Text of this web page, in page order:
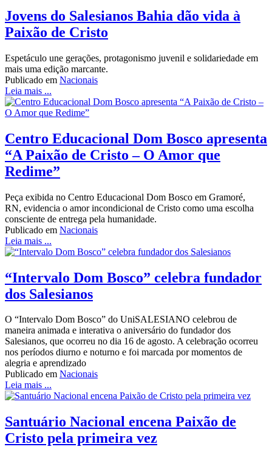
Jovens do Salesianos Bahia dão vida à
Paixão de Cristo
Espetáculo une gerações, protagonismo juvenil e solidariedade em
mais uma edição marcante.
Publicado em Nacionais
Leia mais ...
Centro Educacional Dom Bosco apresenta
“A Paixão de Cristo – O Amor que
Redime”
Peça exibida no Centro Educacional Dom Bosco em Gramoré,
RN, evidencia o amor incondicional de Cristo como uma escolha
consciente de entrega pela humanidade.
Publicado em Nacionais
Leia mais ...
“Intervalo Dom Bosco” celebra fundador
dos Salesianos
O “Intervalo Dom Bosco” do UniSALESIANO celebrou de
maneira animada e interativa o aniversário do fundador dos
Salesianos, que ocorreu no dia 16 de agosto. A celebração ocorreu
nos períodos diurno e noturno e foi marcada por momentos de
alegria e aprendizado
Publicado em Nacionais
Leia mais ...
Santuário Nacional encena Paixão de
Cristo pela primeira vez